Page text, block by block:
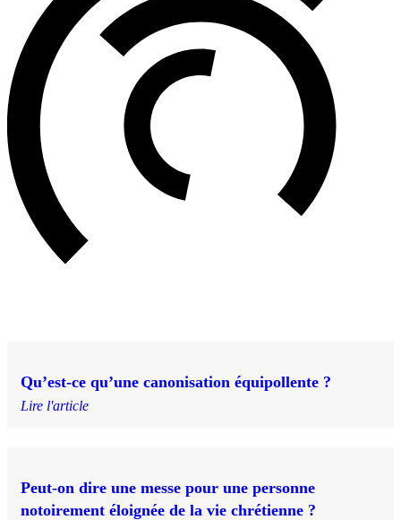
Qu’est-ce qu’une canonisation équipollente ?
Lire l'article
Peut-on dire une messe pour une personne
notoirement éloignée de la vie chrétienne ?